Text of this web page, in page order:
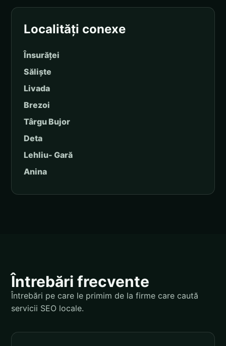
Localități conexe
Însurăței
Săliște
Livada
Brezoi
Târgu Bujor
Deta
Lehliu- Gară
Anina
Întrebări frecvente
Întrebări pe care le primim de la firme care caută
servicii SEO locale.